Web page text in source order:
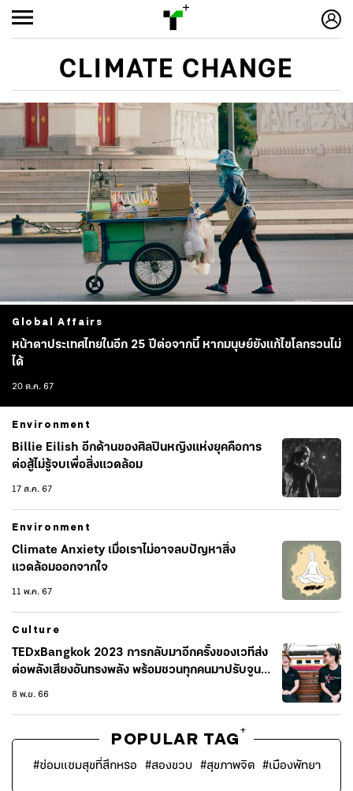
CLIMATE CHANGE
Global Affairs
หน้าตาประเทศไทยในอีก 25 ปีต่อจากนี้ หากมนุษย์ยังแก้ไขโลกรวนไม่
ได้
20 ต.ค. 67
Environment
Billie Eilish อีกด้านของศิลปินหญิงแห่งยุคคือการ
ต่อสู้ไม่รู้จบเพื่อสิ่งแวดล้อม
17 ส.ค. 67
Environment
Climate Anxiety เมื่อเราไม่อาจลบปัญหาสิ่ง
แวดล้อมออกจากใจ
11 พ.ค. 67
Culture
TEDxBangkok 2023 การกลับมาอีกครั้งของเวทีส่ง
ต่อพลังเสียงอันทรงพลัง พร้อมชวนทุกคนมาปรับจูน
เปิดใจ รับฟังทุกเสียงของกรุงเทพฯ ไปพร้อมกัน
8 พ.ย. 66
POPULAR TAG
+
#ซ่อมแซมสุขที่สึกหรอ #สองขวบ #สุขภาพจิต #เมืองพัทยา